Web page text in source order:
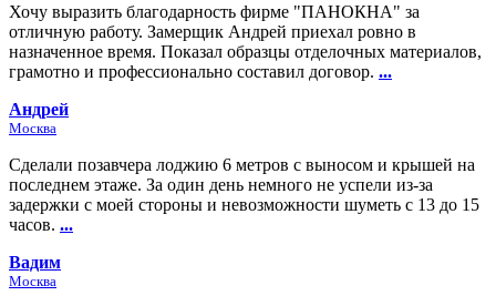
Хочу выразить благодарность фирме "ПАНОКНА" за
отличную работу. Замерщик Андрей приехал ровно в
назначенное время. Показал образцы отделочных материалов,
грамотно и профессионально составил договор. ...
Андрей
Москва
Сделали позавчера лоджию 6 метров с выносом и крышей на
последнем этаже. За один день немного не успели из-за
задержки с моей стороны и невозможности шуметь с 13 до 15
часов. ...
Вадим
Москва